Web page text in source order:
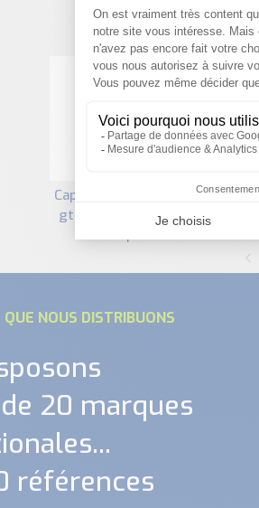
capteur de conductivite cr-
gt à 2 électrodes tecline -
NOUS DISTRIBUONS
20 marques
références